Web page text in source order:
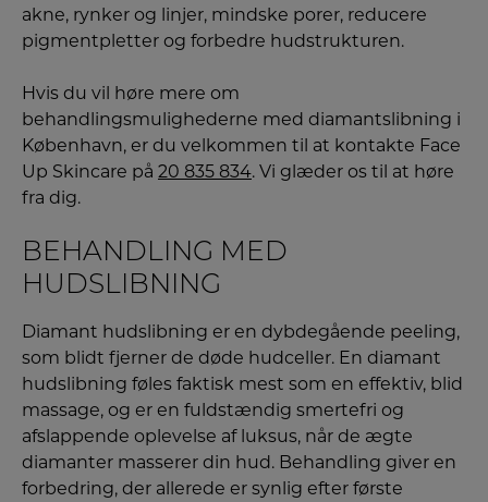
akne, rynker og linjer, mindske porer, reducere
pigmentpletter og forbedre hudstrukturen.
Hvis du vil høre mere om
behandlingsmulighederne med diamantslibning i
København, er du velkommen til at kontakte Face
Up Skincare på 20 835 834. Vi glæder os til at høre
fra dig.
BEHANDLING MED
HUDSLIBNING
Diamant hudslibning er en dybdegående peeling,
som blidt fjerner de døde hudceller. En diamant
hudslibning føles faktisk mest som en effektiv, blid
massage, og er en fuldstændig smertefri og
afslappende oplevelse af luksus, når de ægte
diamanter masserer din hud. Behandling giver en
forbedring, der allerede er synlig efter første